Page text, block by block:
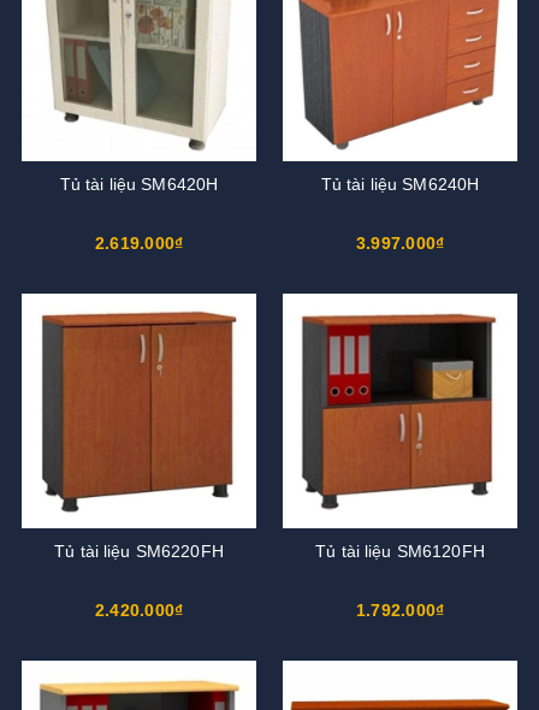
Tủ tài liệu SM6420H
2.619.000₫
Tủ tài liệu SM6240H
3.997.000₫
Tủ tài liệu SM6220FH
2.420.000₫
Tủ tài liệu SM6120FH
1.792.000₫